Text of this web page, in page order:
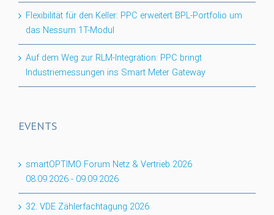
Flexibilität für den Keller: PPC erweitert BPL-Portfolio um
das Nessum 1T-Modul
Auf dem Weg zur RLM-Integration: PPC bringt
Industriemessungen ins Smart Meter Gateway
EVENTS
smartOPTIMO Forum Netz & Vertrieb 2026
08.09.2026 - 09.09.2026
32. VDE Zählerfachtagung 2026